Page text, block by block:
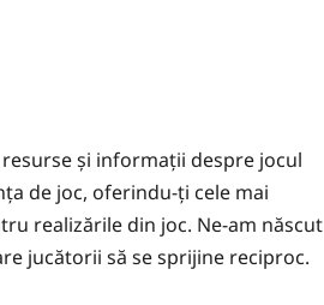
și informații despre jocul
de joc, oferindu-ți cele mai
realizările din joc. Ne-am născut
jucătorii să se sprijine reciproc.